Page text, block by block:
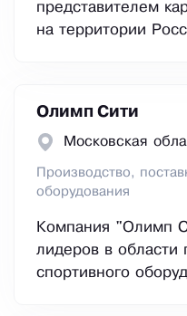
представителем
на территории
Олимп Сити
Московская
Производство,
оборудования
Компания "Олимп
лидеров в области
спортивного